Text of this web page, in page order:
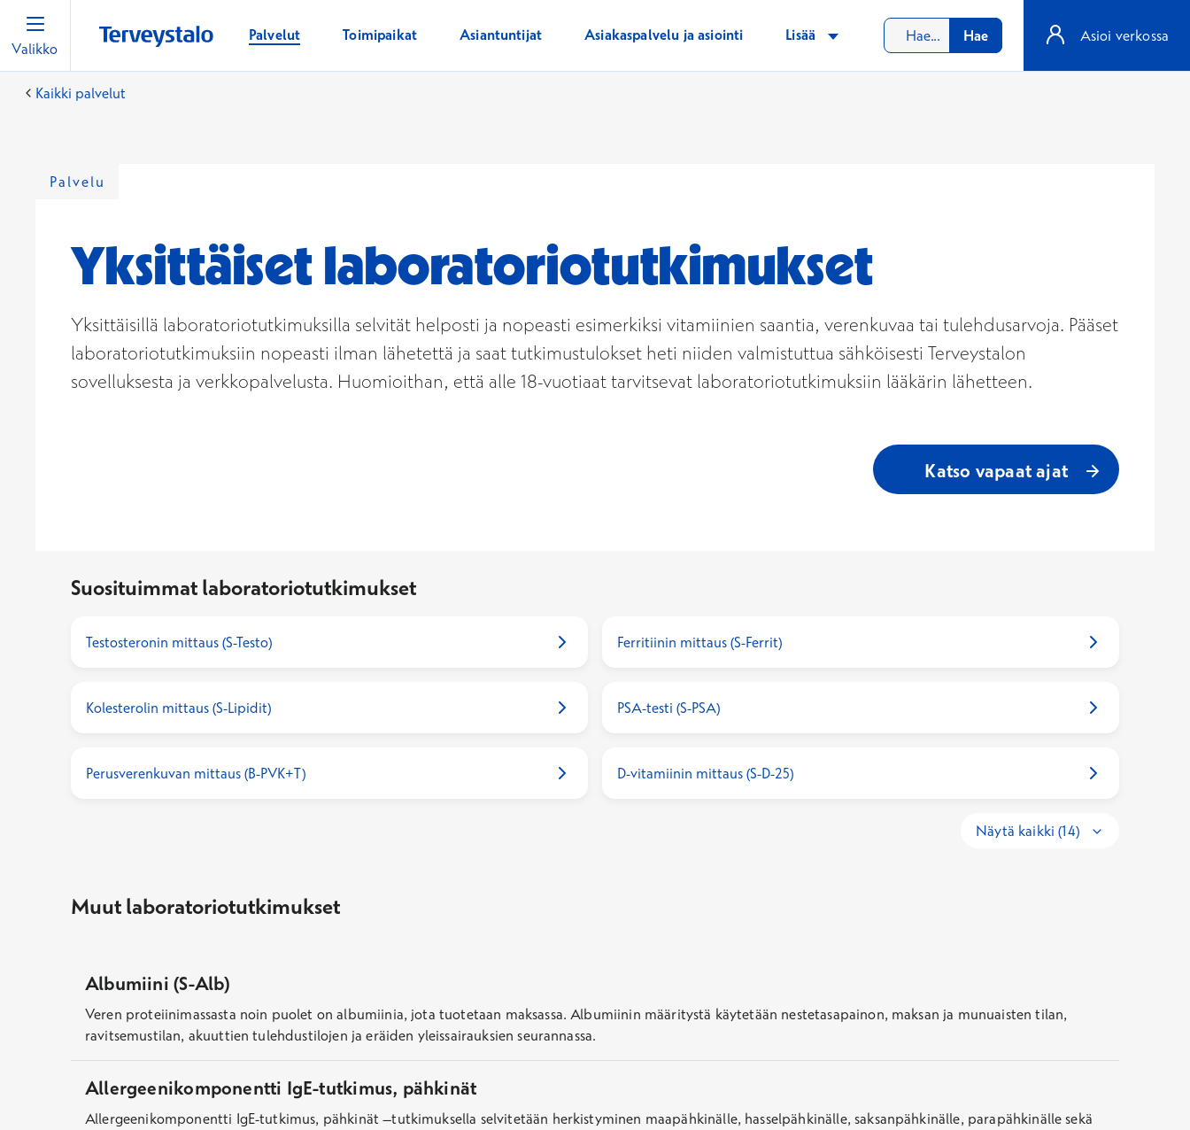
Valikko
Palvelut Toimipaikat Asiantuntijat Asiakaspalvelu ja asiointi Lisää Hae Asioi verkossa
Kaikki palvelut
Palvelu
Yksittäiset laboratoriotutkimukset
Yksittäisillä laboratoriotutkimuksilla selvität helposti ja nopeasti esimerkiksi vitamiinien saantia, verenkuvaa tai tulehdusarvoja. Pääset
laboratoriotutkimuksiin nopeasti ilman lähetettä ja saat tutkimustulokset heti niiden valmistuttua sähköisesti Terveystalon
sovelluksesta ja verkkopalvelusta. Huomioithan, että alle 18-vuotiaat tarvitsevat laboratoriotutkimuksiin lääkärin lähetteen.
Katso vapaat ajat
Suosituimmat laboratoriotutkimukset
Testosteronin mittaus (S-Testo) Ferritiinin mittaus (S-Ferrit)
Kolesterolin mittaus (S-Lipidit) PSA-testi (S-PSA)
Perusverenkuvan mittaus (B-PVK+T) D-vitamiinin mittaus (S-D-25)
Näytä kaikki (14)
Muut laboratoriotutkimukset
Albumiini (S-Alb)
Veren proteiinimassasta noin puolet on albumiinia, jota tuotetaan maksassa. Albumiinin määritystä käytetään nestetasapainon, maksan ja munuaisten tilan,
ravitsemustilan, akuuttien tulehdustilojen ja eräiden yleissairauksien seurannassa.
Allergeenikomponentti IgE-tutkimus, pähkinät
Allergeenikomponentti IgE-tutkimus, pähkinät –tutkimuksella selvitetään herkistyminen maapähkinälle, hasselpähkinälle, saksanpähkinälle, parapähkinälle sekä